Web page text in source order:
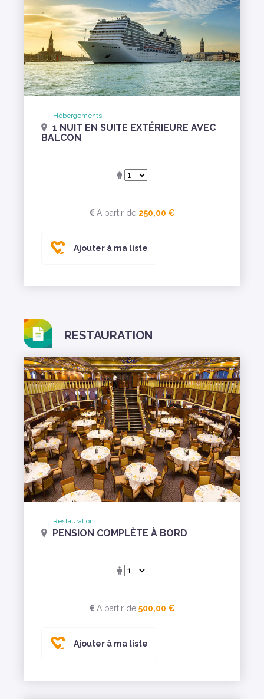
Hébergements
1 NUIT EN SUITE EXTÉRIEURE AVEC
BALCON
A partir de 250,00 €
Ajouter à ma liste
RESTAURATION
Restauration
PENSION COMPLÈTE À BORD
A partir de 500,00 €
Ajouter à ma liste